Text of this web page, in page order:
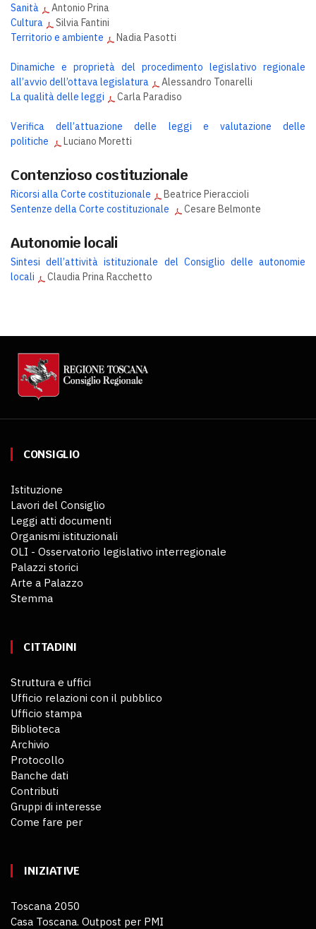
Sanità
Antonio Prina
Cultura
Silvia Fantini
Territorio e ambiente
Nadia Pasotti
Dinamiche e proprietà del procedimento legislativo regionale
all’avvio dell’ottava legislatura
Alessandro Tonarelli
La qualità delle leggi
Carla Paradiso
Verifica dell’attuazione delle leggi e valutazione delle
politiche
Luciano Moretti
Contenzioso costituzionale
Ricorsi alla Corte costituzionale
Beatrice Pieraccioli
Sentenze della Corte costituzionale
Cesare Belmonte
Autonomie locali
Sintesi dell’attività istituzionale del Consiglio delle autonomie
locali
Claudia Prina Racchetto
CONSIGLIO
Istituzione
Lavori del Consiglio
Leggi atti documenti
Organismi istituzionali
OLI - Osservatorio legislativo interregionale
Palazzi storici
Arte a Palazzo
Stemma
CITTADINI
Struttura e uffici
Ufficio relazioni con il pubblico
Ufficio stampa
Biblioteca
Archivio
Protocollo
Banche dati
Contributi
Gruppi di interesse
Come fare per
INIZIATIVE
Toscana 2050
Casa Toscana. Outpost per PMI